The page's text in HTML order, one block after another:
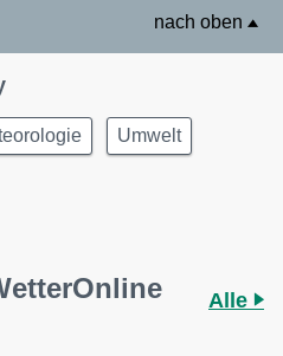
nach oben
Umwelt
Alle